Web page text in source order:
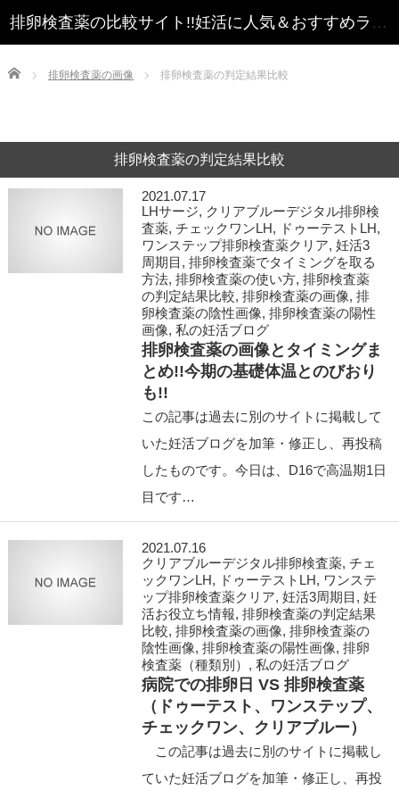
Home 排卵検査薬の画像 排卵検査薬の判定結果比較
排卵検査薬の判定結果比較
2021.07.17
LHサージ, クリアブルーデジタル排卵検
査薬,チェックワンLH, ドゥーテストLH,
ワンステップ排卵検査薬クリア,妊活3
周期目 ,排卵検査薬でタイミングを取る
方法,排卵検査薬の使い方,排卵検査薬
の判定結果比較,排卵検査薬の画像,排
卵検査薬の陰性画像,排卵検査薬の陽性
画像,私の妊活ブログ
排卵検査薬の画像とタイミングま
とめ!!今期の基礎体温とのびおり
も!!
この記事は過去に別のサイトに掲載して
いた妊活ブログを加筆・修正し、再投稿
したものです。今日は、D16で高温期1日
目です…
2021.07.16
クリアブルーデジタル排卵検査薬,チェ
ックワンLH, ドゥーテストLH, ワンステ
ップ排卵検査薬クリア,妊活3周期目 ,妊
活お役立ち情報,排卵検査薬の判定結果
比較,排卵検査薬の画像,排卵検査薬の
陰性画像,排卵検査薬の陽性画像,排卵
検査薬（種類別） ,私の妊活ブログ
病院での排卵日 VS 排卵検査薬
（ドゥーテスト、ワンステップ、
チェックワン、クリアブルー）
この記事は過去に別のサイトに掲載し
ていた妊活ブログを加筆・修正し、再投